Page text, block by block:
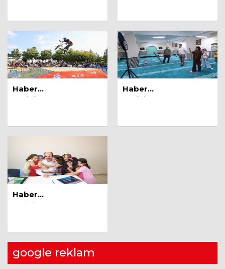
Prof.Dr. Nuri ŞİMŞEKLER
GEL, AMA KENDİNE DE GEL!
1 Mayıs 2024
Zeynep Bengü AYDINLI
Seda Özlem
ve Tedavi Yaklaşımları
13 Ağustos 2025
Yılmaz Sandıkcı
AKIL VERMEK Mİ AKLI UYANDIRMAK
MI?
Haber
Tarihi:07.08.2026
Haber
Tarihi:07.08.2026
Haber
Tarihi:07.08.2026
google reklam